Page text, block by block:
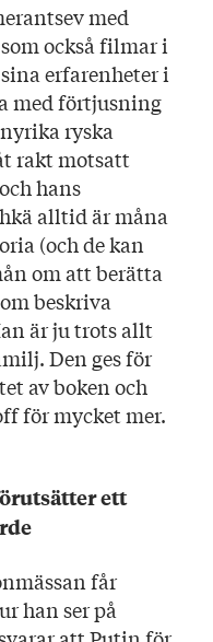
med
också filmar i
erfarenheter i
med förtjusning
ryska
rakt motsatt
hans
alltid är måna
(och de kan
om att berätta
beskriva
är ju trots allt
Den ges för
av boken och
för mycket mer.
ett
får
han ser på